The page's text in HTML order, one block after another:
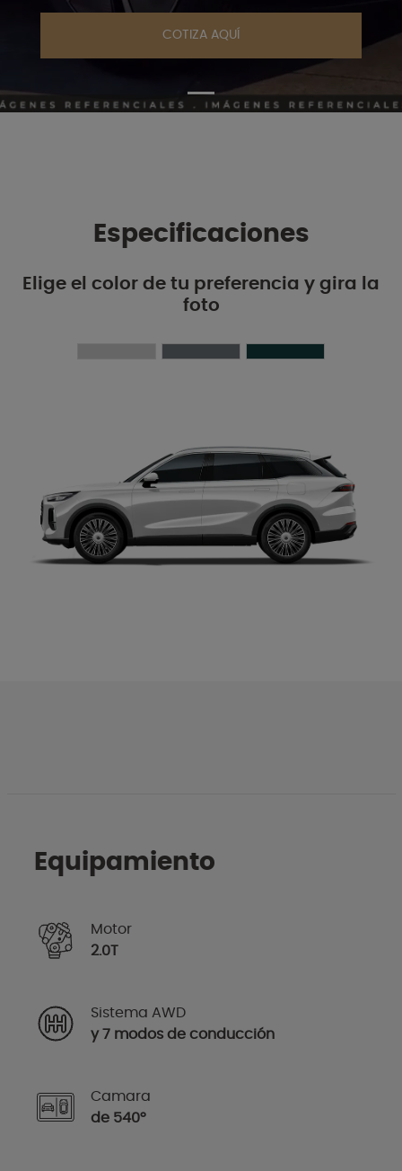
COTIZA AQUÍ
Especificaciones
Elige el color de tu preferencia y gira la
foto
Equipamiento
Motor
2.0T
Sistema AWD
y 7 modos de conducción
Camara
de 540°